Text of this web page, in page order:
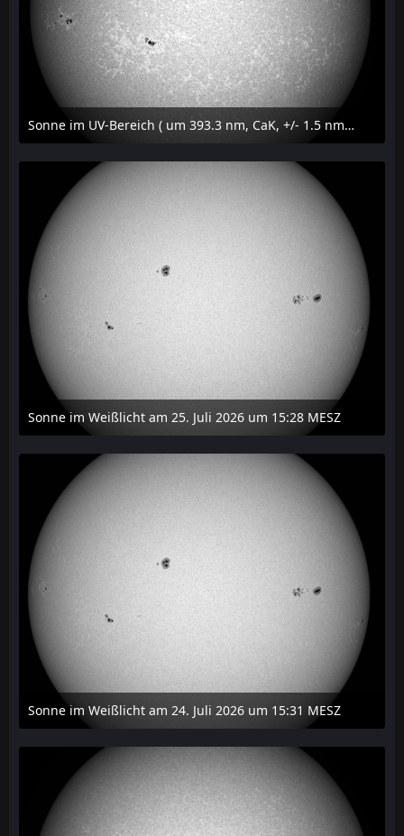
Sonne im UV-Bereich ( um 393.3 nm, CaK, +/- 1.5 nm) am 25. Juli 2026 um 15:32 MESZ
27. Juli 2026 um 20:32
Sonne im Weißlicht am 25. Juli 2026 um 15:28 MESZ
27. Juli 2026 um 20:29
Sonne im Weißlicht am 24. Juli 2026 um 15:31 MESZ
24. Juli 2026 um 21:45